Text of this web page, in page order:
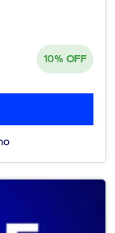
10% OFF